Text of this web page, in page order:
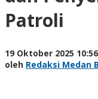
Patroli
19 Oktober 2025
oleh Redaksi Medan